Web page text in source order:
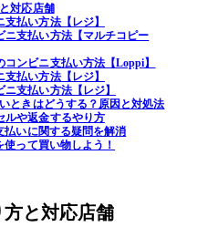
対応店舗
払い方法【レジ】
ニ支払い方法【マルチコピー
ンビニ支払い方法【Loppi】
払い方法【レジ】
支払い方法【レジ】
ときはどうする？原因と対処法
ルや返金するやり方
払いに関する疑問を解消
って買い物しよう！
と対応店舗